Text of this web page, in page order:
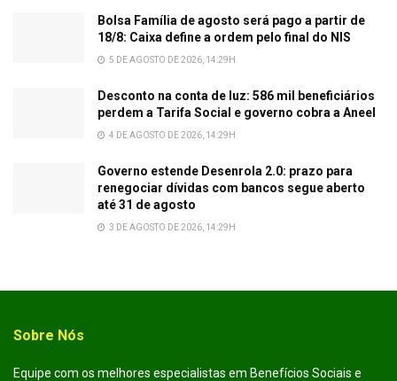
Bolsa Família de agosto será pago a partir de
18/8: Caixa define a ordem pelo final do NIS
5 DE AGOSTO DE 2026, 14:29H
Desconto na conta de luz: 586 mil beneficiários
perdem a Tarifa Social e governo cobra a Aneel
4 DE AGOSTO DE 2026, 14:29H
Governo estende Desenrola 2.0: prazo para
renegociar dívidas com bancos segue aberto
até 31 de agosto
3 DE AGOSTO DE 2026, 14:29H
Sobre Nós
Equipe com os melhores especialistas em Benefícios Sociais e